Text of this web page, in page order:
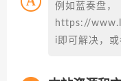
例如蓝奏盘，
https://
i即可解决，或